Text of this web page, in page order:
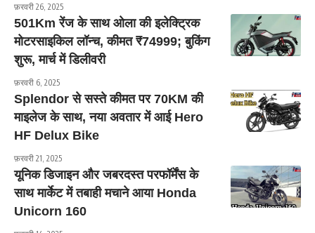
फ़रवरी 26, 2025
501Km रेंज के साथ ओला की इलेक्ट्रिक
मोटरसाइकिल लॉन्च, कीमत ₹74999; बुकिंग
शुरू, मार्च में डिलीवरी
फ़रवरी 6, 2025
Splendor से सस्ते कीमत पर 70KM की
माइलेज के साथ, नया अवतार में आई Hero
HF Delux Bike
फ़रवरी 21, 2025
यूनिक डिजाइन और जबरदस्त परफॉर्मेंस के
साथ मार्केट में तबाही मचाने आया Honda
Unicorn 160